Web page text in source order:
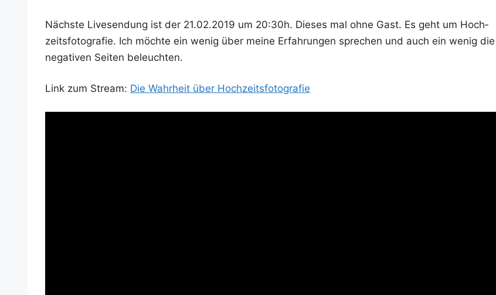
Nächs­te Live­sen­dung ist der 21.02.2019 um 20:30h. Die­ses mal ohne Gast. Es geht um Hoch­
zeits­fo­to­gra­fie. Ich möch­te ein wenig über mei­ne Erfah­run­gen spre­chen und auch ein wenig die
nega­ti­ven Sei­ten beleuchten.
Link zum Stream: Die Wahr­heit über Hochzeitsfotografie